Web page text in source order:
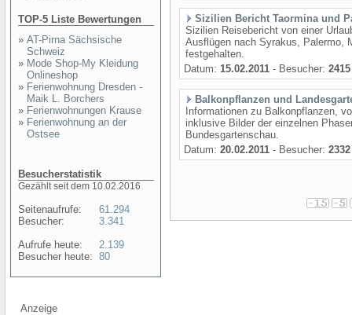
TOP-5 Liste Bewertungen
» AT-Pirna Sächsische
Schweiz
» Mode Shop-My Kleidung
Onlineshop
» Ferienwohnung Dresden -
Maik L. Borchers
» Ferienwohnungen Krause
» Ferienwohnung an der
Ostsee
Besucherstatistik
Gezählt seit dem 10.02.2016
Seitenaufrufe:
Besucher:
Aufrufe heute:
Besucher heute:
61.294
3.341
2.139
80
Sizilien Bericht Taormina und
Sizilien Reisebericht von einer
Ausflügen nach Syrakus, Palermo,
festgehalten.
Datum: 15.02.2011 - Besucher: 2415
Balkonpflanzen und
Informationen zu Balkonpflanzen,
inklusive Bilder der einzelnen
Bundesgartenschau.
Datum: 20.02.2011 - Besucher: 2332
Anzeige